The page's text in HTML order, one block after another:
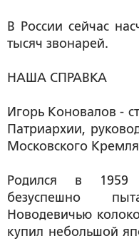
В России сейчас
тысяч звонарей.
НАША СПРАВКА
Игорь Коновалов -
Патриархии,
Московского
Родился в 1959
безуспешно
Новодевичью
купил небольшой